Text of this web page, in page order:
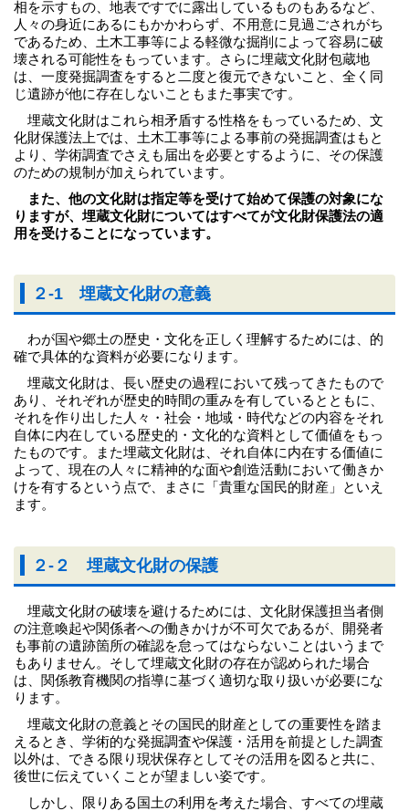
相を示すもの、地表ですでに露出しているものもあるなど、
人々の身近にあるにもかかわらず、不用意に見過ごされがち
であるため、土木工事等による軽微な掘削によって容易に破
壊される可能性をもっています。さらに埋蔵文化財包蔵地
は、一度発掘調査をすると二度と復元できないこと、全く同
じ遺跡が他に存在しないこともまた事実です。
埋蔵文化財はこれら相矛盾する性格をもっているため、文
化財保護法上では、土木工事等による事前の発掘調査はもと
より、学術調査でさえも届出を必要とするように、その保護
のための規制が加えられています。
また、他の文化財は指定等を受けて始めて保護の対象にな
りますが、埋蔵文化財についてはすべてが文化財保護法の適
用を受けることになっています。
２-1 埋蔵文化財の意義
わが国や郷土の歴史・文化を正しく理解するためには、的
確で具体的な資料が必要になります。
埋蔵文化財は、長い歴史の過程において残ってきたもので
あり、それぞれが歴史的時間の重みを有しているとともに、
それを作り出した人々・社会・地域・時代などの内容をそれ
自体に内在している歴史的・文化的な資料として価値をもっ
たものです。また埋蔵文化財は、それ自体に内在する価値に
よって、現在の人々に精神的な面や創造活動において働きか
けを有するという点で、まさに「貴重な国民的財産」といえ
ます。
２-２ 埋蔵文化財の保護
埋蔵文化財の破壊を避けるためには、文化財保護担当者側
の注意喚起や関係者への働きかけが不可欠であるが、開発者
も事前の遺跡箇所の確認を怠ってはならないことはいうまで
もありません。そして埋蔵文化財の存在が認められた場合
は、関係教育機関の指導に基づく適切な取り扱いが必要にな
ります。
埋蔵文化財の意義とその国民的財産としての重要性を踏ま
えるとき、学術的な発掘調査や保護・活用を前提とした調査
以外は、できる限り現状保存としてその活用を図ると共に、
後世に伝えていくことが望ましい姿です。
しかし、限りある国土の利用を考えた場合、すべての埋蔵